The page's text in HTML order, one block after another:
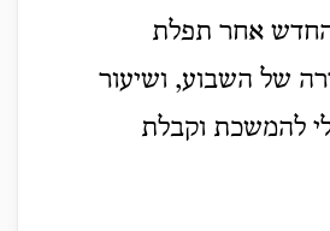
החדש אחר תפלת
של השבוע, ושיעור
להמשכת וקבלת